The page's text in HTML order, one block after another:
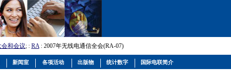
会和会议; : RA: 2007年无线电通信全会(RA-07)
新闻室 各项活动 出版物 统计数字 国际电联简介